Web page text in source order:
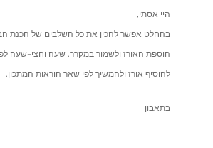
היי אסתי,
בהחלט אפשר להכין את כל השלבים של הכנת
להוסיף אורז ולהמשיך לפי שאר הוראות המתכון.
בתאבון